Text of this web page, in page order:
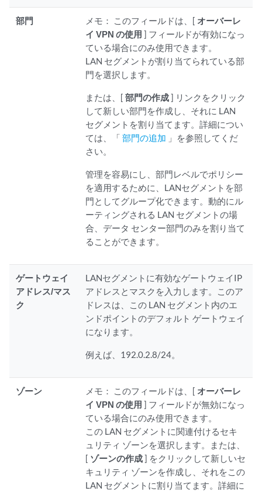
部門 メモ： このフィールドは、[ オーバーレ
イ VPN の使用 ] フィールドが有効になっ
ている場合にのみ使用できます。
LAN セグメントが割り当てられている部
門を選択します。
または、[部門の作成] リンクをクリック
して新しい部門を作成し、それに LAN
セグメントを割り当てます。詳細につい
ては、「部門の追加 」を参照してくだ
さい。
管理を容易にし、部門レベルでポリシー
を適用するために、LANセグメントを部
門としてグループ化できます。動的にル
ーティングされる LAN セグメントの場
合、データ センター部門のみを割り当て
ることができます。
ゲートウェイ
アドレス/マス
ク
LANセグメントに有効なゲートウェイIP
アドレスとマスクを入力します。このア
ドレスは、この LAN セグメント内のエ
ンドポイントのデフォルト ゲートウェイ
になります。
例えば、192.0.2.8/24。
ゾーン メモ： このフィールドは、[ オーバーレ
イ VPN の使用 ] フィールドが無効になっ
ている場合にのみ使用できます。
この LAN セグメントに関連付けるセキ
ュリティ ゾーンを選択します。または、
[ ゾーンの作成] をクリックして新しいセ
キュリティ ゾーンを作成し、それをこの
LAN セグメントに割り当てます。詳細に